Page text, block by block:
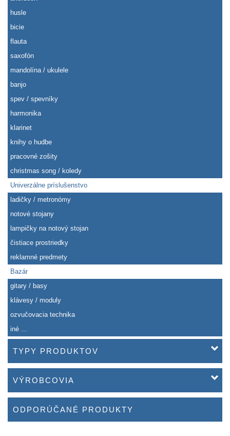
husle
bicie
flauta
saxofón
mandolína / ukulele
banjo
spev / spevníky
harmonika
klarinet
knihy o hudbe
pracovné zošity
christmas song / koledy
Univerzálne príslušenstvo
ladičky / metronómy
notové stojany
lampičky na notový stojan
čistiace prostriedky
reklamné predmety
Bazár
gitary / basy
klávesy / moduly
ozvučovacia technika
iné ...
TYPY PRODUKTOV
VÝROBCOVIA
ODPORÚČANÉ PRODUKTY